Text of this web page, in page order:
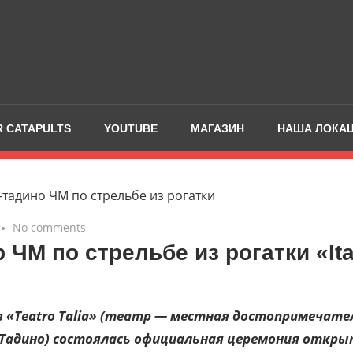
CATAPULTS YOUTUBE МАГАЗИН НАША
No comments
ЧМ по стрельбе из рогатки
«Teatro Talia» (театр — местная
состоялась официальная церемония